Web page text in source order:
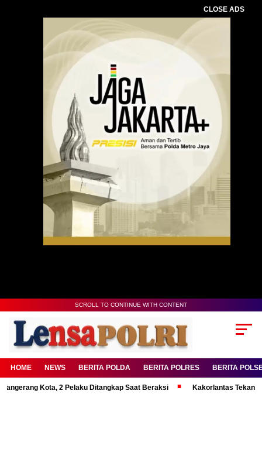
CLOSE ADS
SCROLL TO CONTINUE WITH CONTENT
HOME NEWS BERITA POLDA BERITA POLRES BERITA
Kota, 2 Pelaku Ditangkap Saat Beraksi Kakorlantas Tekankan